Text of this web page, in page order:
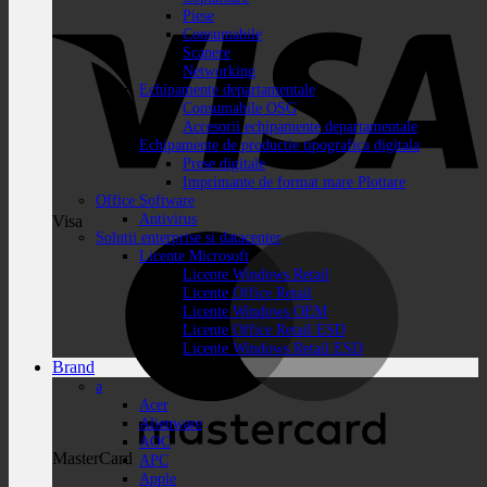
Visa
MasterCard
Piese
Consumabile
Scanere
Networking
Echipamente departamentale
Consumabile OSG
Accesorii echipamente departamentale
Echipamente de productie tipografica digitala
Prese digitale
Imprimante de format mare Plottare
Office Software
Antivirus
Solutii enterprise si datacenter
Licente Microsoft
Licente Windows Retail
Licente Office Retail
Licente Windows OEM
Licente Office Retail ESD
Licente Windows Retail ESD
Brand
a
Acer
Alienware
AOC
APC
Apple